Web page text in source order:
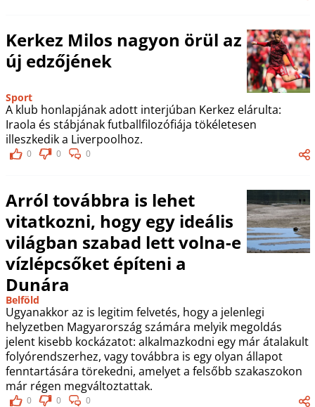
Kerkez Milos nagyon örül az
új edzőjének
Sport
A klub honlapjának adott interjúban Kerkez elárulta:
Iraola és stábjának futballfilozófiája tökéletesen
illeszkedik a Liverpoolhoz.
0 0 0
Arról továbbra is lehet
vitatkozni, hogy egy ideális
világban szabad lett volna-e
vízlépcsőket építeni a
Dunára
Belföld
Ugyanakkor az is legitim felvetés, hogy a jelenlegi
helyzetben Magyarország számára melyik megoldás
jelent kisebb kockázatot: alkalmazkodni egy már átalakult
folyórendszerhez, vagy továbbra is egy olyan állapot
fenntartására törekedni, amelyet a felsőbb szakaszokon
már régen megváltoztattak.
0 0 0